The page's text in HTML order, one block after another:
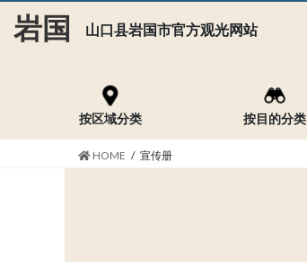
岩国 山口县岩国市官方观光网站
按区域分类 按目的分类
HOME 宣传册